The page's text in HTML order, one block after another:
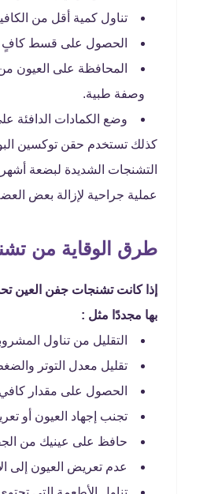
تناول كمية أقل من
الحصول على قسط كافٍ
المحافظة على العيون
وصفة طبية.
وضع الكمادات الدافئة
كذلك تستخدم حقن توكسين
التشنجات الشديدة لبضعة
عملية جراحية لإزالة بعض
طرق الوقاية من
إذا كانت تشنجات جفن العين
بها مجددًا مثل :
التقليل من تناول
تقليل معدل التوتر
الحصول على مقدار
تجنب إجهاد العيون أو
حافظ على عينيك من
عدم تعريض العيون إلى